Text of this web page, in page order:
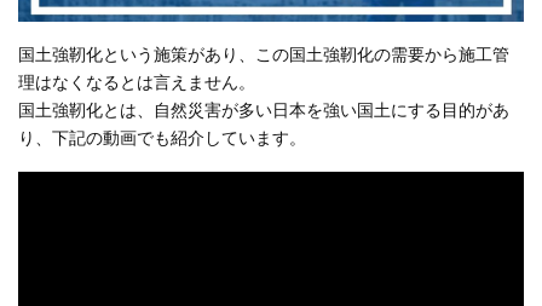
国土強靭化という施策があり、この国土強靭化の需要から施工管
理はなくなるとは言えません。
国土強靭化とは、自然災害が多い日本を強い国土にする目的があ
り、下記の動画でも紹介しています。